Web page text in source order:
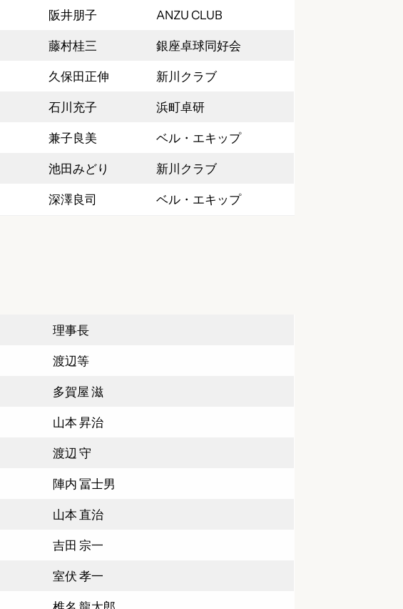
阪井朋子 ANZU CLUB
藤村桂三 銀座卓球同好会
久保田正伸 新川クラブ
石川充子 浜町卓研
兼子良美 ベル・エキップ
池田みどり 新川クラブ
深澤良司 ベル・エキップ
理事長
渡辺等
多賀屋 滋
山本 昇治
渡辺 守
陣内 冨士男
山本 直治
吉田 宗一
室伏 孝一